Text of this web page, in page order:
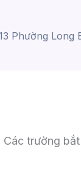
Các trường